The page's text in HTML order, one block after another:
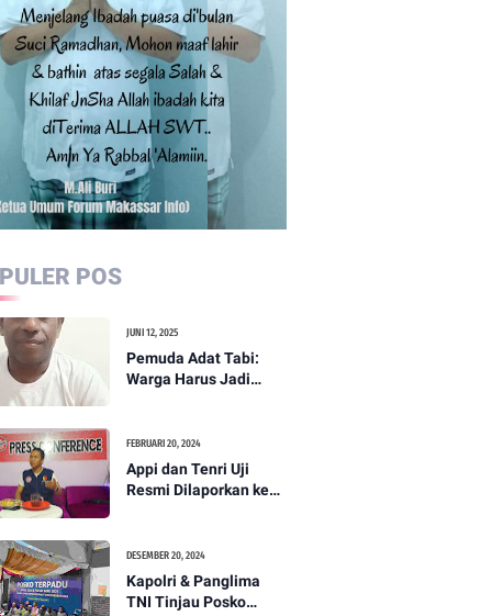
POS
JUNI 12, 2025
Pemuda Adat Tabi:
Warga Harus Jadi
FEBRUARI 20, 2024
Appi dan Tenri Uji
Resmi Dilaporkan ke
DESEMBER 20, 2024
Kapolri & Panglima
TNI Tinjau Posko